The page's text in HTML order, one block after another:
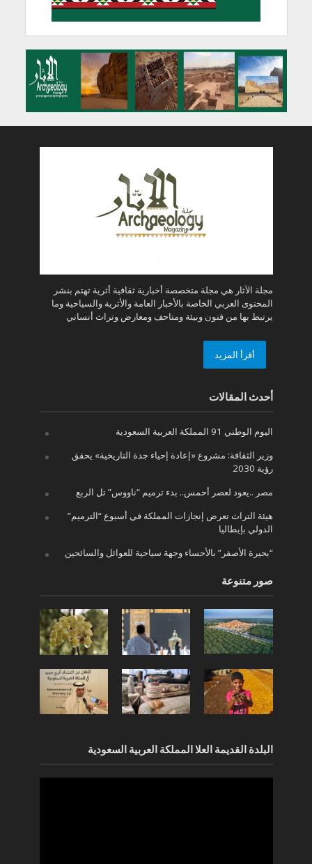
مجلة الآثار هي مجلة متخصصة أخبارية ثقافية أثرية تهتم بنشر
المحتوى العربي الخاصة بالأخبار العامة والأثرية والسياحية وما
يرتبط بها من فنون وبيئة ومتاحف ومعارض وتراث أنساني
أقرأ المزيد
أحدث المقالات
اليوم الوطني 91 المملكة العربية السعودية
وزير الثقافة: مشروع «إعادة إحياء جدة التاريخية» يحقق
رؤية 2030
مصر ..يعود لعصر أحمس.. بدء ترميم “ناووس” تل الربع
هيئة التراث تعرض إنجازات المملكة في أسبوع “الترميم”
الدولي بإيطاليا
“بحيرة الأصفر” بالأحساء وجهة سياحية للعوائل والسائحين
صور متنوعة
البلدة القديمة العلا المملكة العربية السعودية